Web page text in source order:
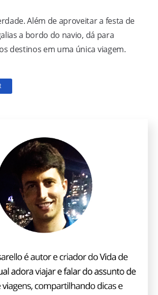
Além de aproveitar a festa de
a bordo do navio, dá para
destinos em uma única viagem.